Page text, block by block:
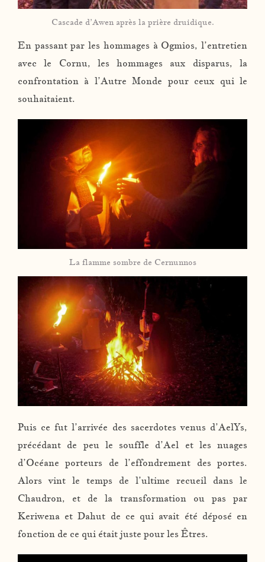
Cascade d’Awen après la prière druidique.
En passant par les hommages à Ogmios, l’entretien
avec le Cornu, les hommages aux disparus, la
confrontation à l’Autre Monde pour ceux qui le
souhaitaient.
La flamme sombre de Cernunnos
Puis ce fut l’arrivée des sacerdotes venus d’AelYs,
précédant de peu le souffle d’Ael et les nuages
d’Océane porteurs de l’effondrement des portes.
Alors vint le temps de l’ultime recueil dans le
Chaudron, et de la transformation ou pas par
Keriwena et Dahut de ce qui avait été déposé en
fonction de ce qui était juste pour les Êtres.